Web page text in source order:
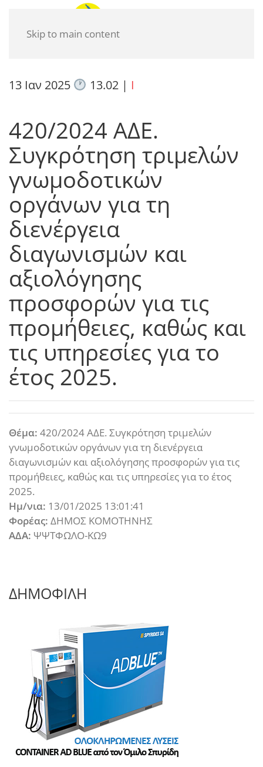
Skip to main content
13 Ιαν 2025 13.02| I
420/2024 ΑΔΕ.
Συγκρότηση τριμελών
γνωμοδοτικών
οργάνων για τη
διενέργεια
διαγωνισμών και
αξιολόγησης
προσφορών για τις
προμήθειες, καθώς και
τις υπηρεσίες για το
έτος 2025.
Θέμα: 420/2024 ΑΔΕ. Συγκρότηση τριμελών
γνωμοδοτικών οργάνων για τη διενέργεια
διαγωνισμών και αξιολόγησης προσφορών για τις
προμήθειες, καθώς και τις υπηρεσίες για το έτος
2025.
Ημ/νια: 13/01/2025 13:01:41
Φορέας: ΔΗΜΟΣ ΚΟΜΟΤΗΝΗΣ
ΑΔΑ: ΨΨΤΦΩΛΟ-ΚΩ9
ΔΗΜΟΦΙΛΗ